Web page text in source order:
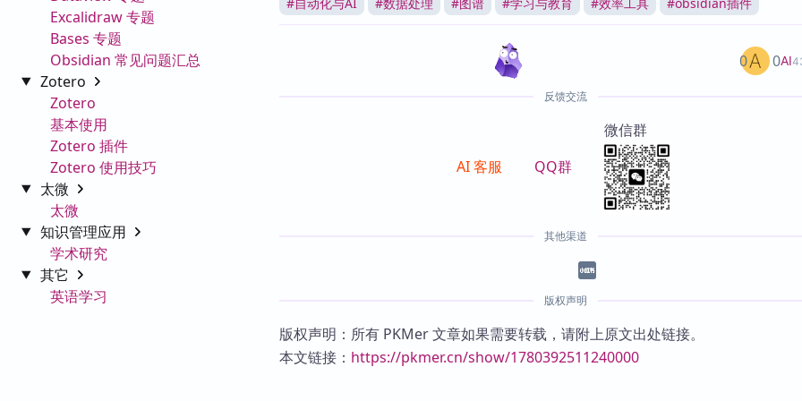
Excalidraw 专题
Bases 专题
Obsidian 常见问题汇总
Zotero
Zotero
基本使用
Zotero 插件
Zotero 使用技巧
太微
太微
知识管理应用
学术研究
其它
英语学习
AI
0 0
反馈交流
AI 客服 QQ群
微信群
其他渠道
版权声明
版权声明：所有 PKMer 文章如果需要转载，请附上原文出处链接。
本文链接： https://pkmer.cn/show/1780392511240000